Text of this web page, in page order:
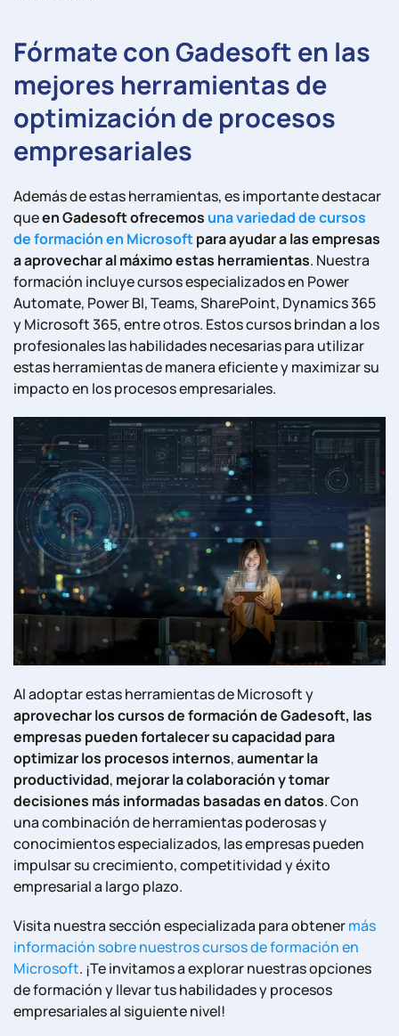
Fórmate con Gadesoft en las
mejores herramientas de
optimización de procesos
empresariales
Además de estas herramientas, es importante destacar
queen Gadesoft ofrecemos una variedad de cursos
de formación en Microsoftpara ayudar a las empresas
a aprovechar al máximo estas herramientas. Nuestra
formación incluye cursos especializados en Power
Automate, Power BI, Teams, SharePoint, Dynamics 365
y Microsoft 365, entre otros. Estos cursos brindan a los
profesionales las habilidades necesarias para utilizar
estas herramientas de manera eficiente y maximizar su
impacto en los procesos empresariales.
Al adoptar estas herramientas de Microsoft y
aprovechar los cursos de formación de Gadesoft, las
empresas pueden fortalecer su capacidad para
optimizar los procesos internos,aumentar la
productividad, mejorar la colaboración y tomar
decisiones más informadas basadas en datos. Con
una combinación de herramientas poderosas y
conocimientos especializados, las empresas pueden
impulsar su crecimiento, competitividad y éxito
empresarial a largo plazo.
Visita nuestra sección especializada para obtenermás
información sobre nuestros cursos de formación en
Microsoft. ¡Te invitamos a explorar nuestras opciones
de formación y llevar tus habilidades y procesos
empresariales al siguiente nivel!